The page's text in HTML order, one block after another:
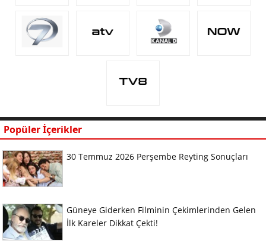
Popüler İçerikler
30 Temmuz 2026 Perşembe Reyting Sonuçları
Güneye Giderken Filminin Çekimlerinden Gelen
İlk Kareler Dikkat Çekti!